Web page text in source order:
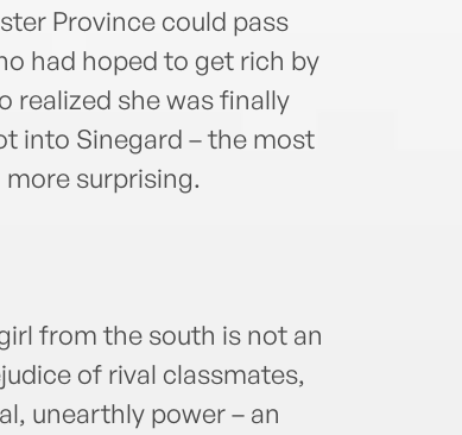
Province could pass
had hoped to get rich by
realized she was finally
into Sinegard – the most
surprising.
from the south is not an
of rival classmates,
unearthly power – an